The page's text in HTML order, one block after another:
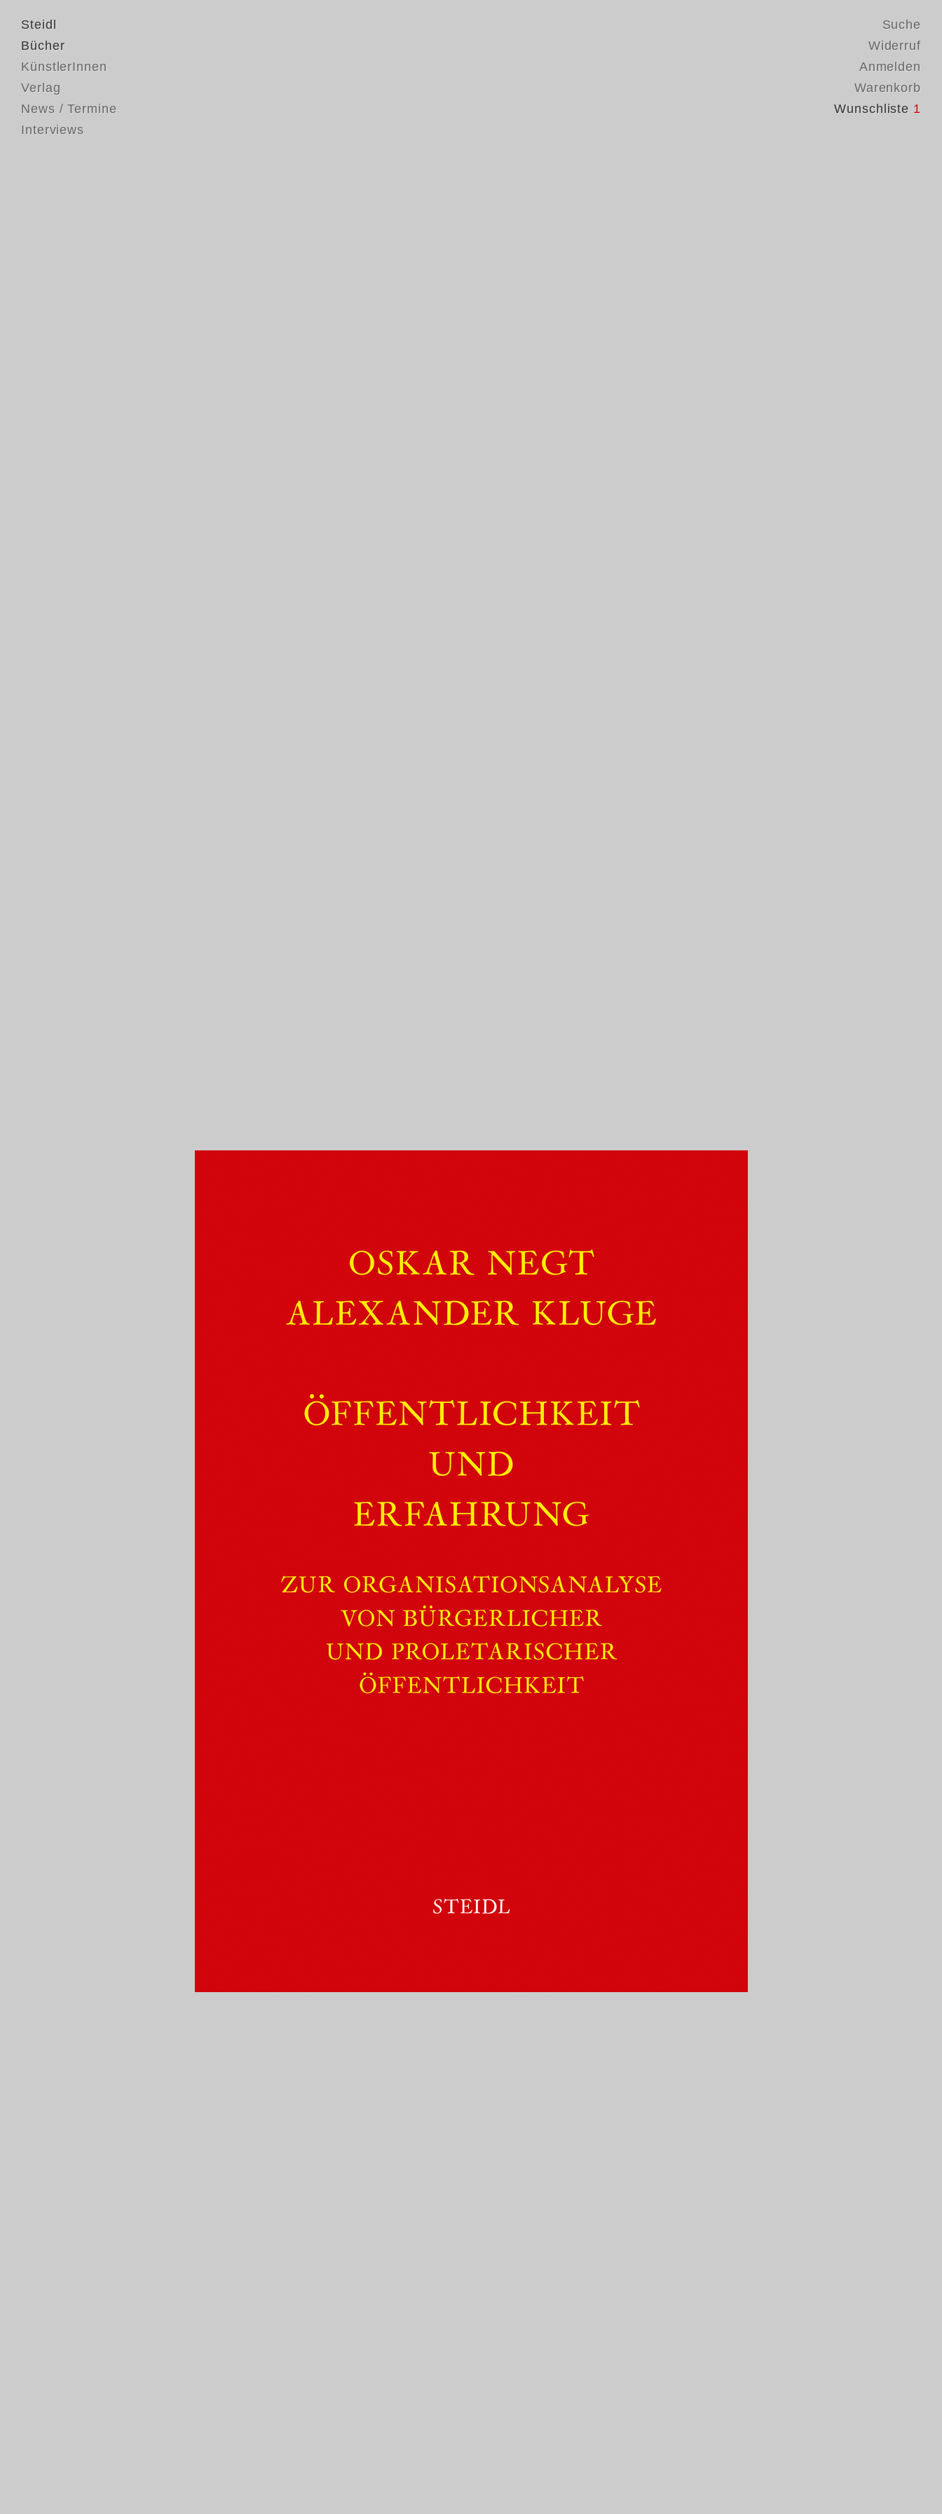
Steidl
Bücher
KünstlerInnen
Verlag
News / Termine
Interviews
Suche
Widerruf
Anmelden
Warenkorb
Wunschliste 1